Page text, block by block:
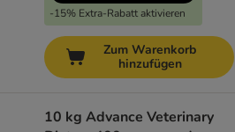
-15% Extra-Rabatt aktivieren
Zum Warenkorb
hinzufügen
10 kg Advance Veterinary